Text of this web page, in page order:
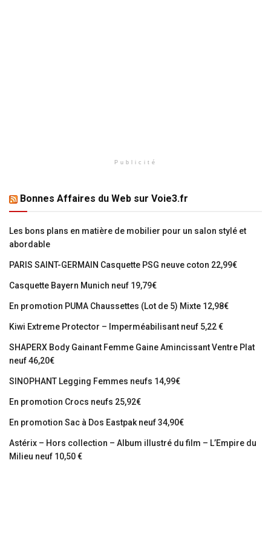
Publicité
Bonnes Affaires du Web sur Voie3.fr
Les bons plans en matière de mobilier pour un salon stylé et
abordable
PARIS SAINT-GERMAIN Casquette PSG neuve coton 22,99€
Casquette Bayern Munich neuf 19,79€
En promotion PUMA Chaussettes (Lot de 5) Mixte 12,98€
Kiwi Extreme Protector – Imperméabilisant neuf 5,22 €
SHAPERX Body Gainant Femme Gaine Amincissant Ventre Plat
neuf 46,20€
SINOPHANT Legging Femmes neufs 14,99€
En promotion Crocs neufs 25,92€
En promotion Sac à Dos Eastpak neuf 34,90€
Astérix – Hors collection – Album illustré du film – L’Empire du
Milieu neuf 10,50 €